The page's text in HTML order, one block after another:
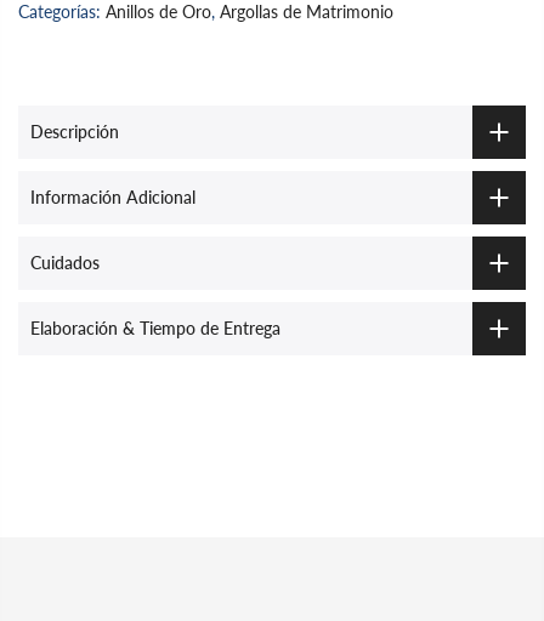
Categorías: Anillos de Oro, Argollas de Matrimonio
Descripción
Información Adicional
Cuidados
Elaboración & Tiempo de Entrega